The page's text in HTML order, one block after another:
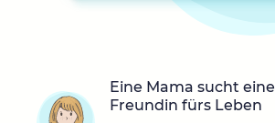
Eine Mama sucht eine
Freundin fürs Leben